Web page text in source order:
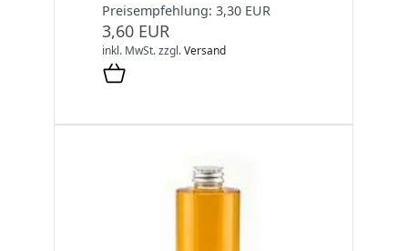
Preisempfehlung: 3,30 EUR
3,60 EUR
inkl. MwSt.zzgl.Versand